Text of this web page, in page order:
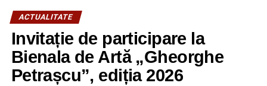
ACTUALITATE
Invitație de participare la
Bienala de Artă „Gheorghe
Petrașcu”, ediția 2026